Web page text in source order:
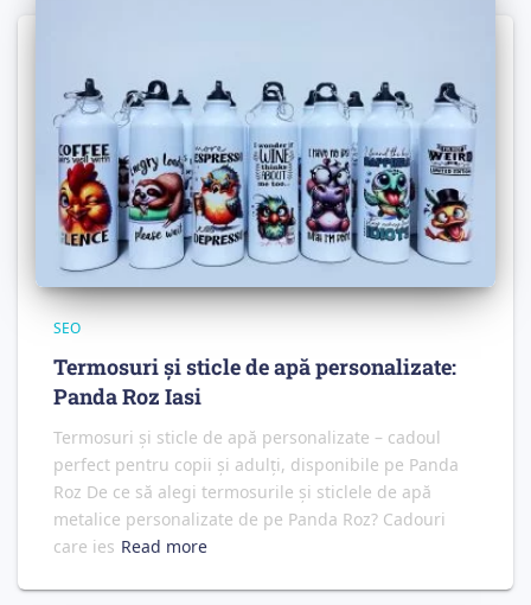
SEO
Termosuri și sticle de apă personalizate:
Panda Roz Iasi
Termosuri și sticle de apă personalizate – cadoul
perfect pentru copii și adulți, disponibile pe Panda
Roz De ce să alegi termosurile și sticlele de apă
metalice personalizate de pe Panda Roz? Cadouri
care ies Read more